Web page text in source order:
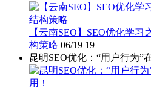
【云南SEO】SEO优化学
构策略 06/19 19
昆明SEO优化：“用户行为”